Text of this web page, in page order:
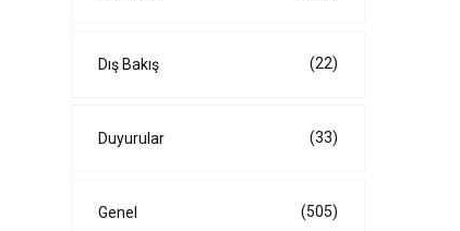
Dış Bakış (22)
Duyurular (33)
Genel (505)